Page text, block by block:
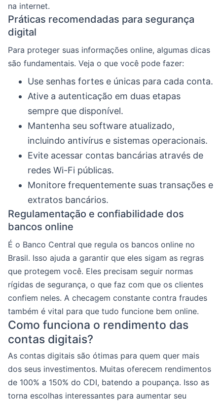
na internet.
Práticas recomendadas para segurança
digital
Para proteger suas informações online, algumas dicas
são fundamentais. Veja o que você pode fazer:
Use senhas fortes e únicas para cada conta.
Ative a autenticação em duas etapas
sempre que disponível.
Mantenha seu software atualizado,
incluindo antivírus e sistemas operacionais.
Evite acessar contas bancárias através de
redes Wi-Fi públicas.
Monitore frequentemente suas transações e
extratos bancários.
Regulamentação e confiabilidade dos
bancos online
É o Banco Central que regula os bancos online no
Brasil. Isso ajuda a garantir que eles sigam as regras
que protegem você. Eles precisam seguir normas
rígidas de segurança, o que faz com que os clientes
confiem neles. A checagem constante contra fraudes
também é vital para que tudo funcione bem online.
Como funciona o rendimento das
contas digitais?
As contas digitais são ótimas para quem quer mais
dos seus investimentos. Muitas oferecem rendimentos
de 100% a 150% do CDI, batendo a poupança. Isso as
torna escolhas interessantes para aumentar seu